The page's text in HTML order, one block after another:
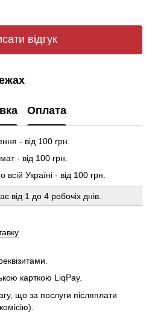
відгук
Оплата
- від 100 грн.
- від 100 грн.
Україні - від 100 грн.
від 1 до 4 робочіх днів.
карткою LiqPay.
що за послуги післяплати